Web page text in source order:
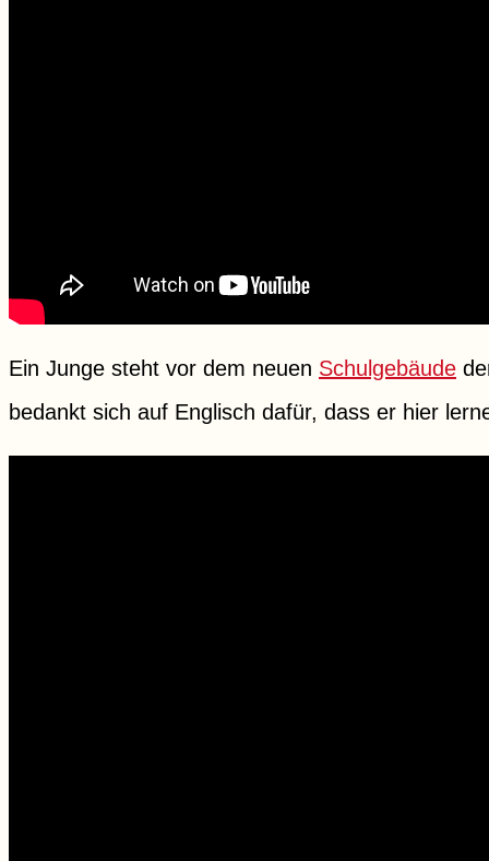
Ein Junge steht vor dem neuen Schulgebäude
bedankt sich auf Englisch dafür, dass er hier